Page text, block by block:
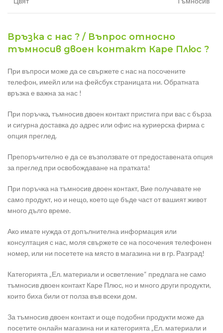
Връзка с нас ? / Въпрос относно
тъмносив двоен контакт Каре Плюс ?
При въпроси може да се свържете с нас на посочените
телефон, имейл или на фейсбук страницата ни. Обратната
връзка е важна за нас !
При поръчка, тъмносив двоен контакт пристига при вас с бърза
и сигурна доставка до адрес или офис на куриерска фирма с
опция преглед.
Препоръчително е да се възползвате от предоставената опция
за преглед при освобождаване на пратката!
При поръчка на тъмносив двоен контакт, Вие получавате не
само продукт, но и нещо, което ще бъде част от вашият живот
много дълго време.
Ако имате нужда от допълнителна информация или
консултация с нас, моля свържете се на посочения телефонен
номер, или ни посетете на място в магазина ни в гр. Разград!
Категорията „Ел. материали и осветление“ предлага не само
тъмносив двоен контакт Каре Плюс, но и много други продукти,
които биха били от полза във всеки дом.
За тъмносив двоен контакт и още подобни продукти може да
посетите онлайн магазина ни и категорията „Ел. материали и